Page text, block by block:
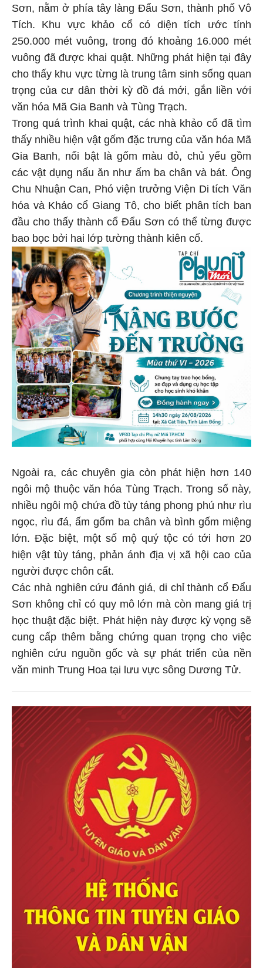
Sơn, nằm ở phía tây làng Đẩu Sơn, thành phố Vô
Tích. Khu vực khảo cổ có diện tích ước tính
250.000 mét vuông, trong đó khoảng 16.000 mét
vuông đã được khai quật. Những phát hiện tại đây
cho thấy khu vực từng là trung tâm sinh sống quan
trọng của cư dân thời kỳ đồ đá mới, gắn liền với
văn hóa Mã Gia Banh và Tùng Trạch.
Trong quá trình khai quật, các nhà khảo cổ đã tìm
thấy nhiều hiện vật gốm đặc trưng của văn hóa Mã
Gia Banh, nổi bật là gốm màu đỏ, chủ yếu gồm
các vật dụng nấu ăn như ấm ba chân và bát. Ông
Chu Nhuận Can, Phó viện trưởng Viện Di tích Văn
hóa và Khảo cổ Giang Tô, cho biết phân tích ban
đầu cho thấy thành cổ Đẩu Sơn có thể từng được
bao bọc bởi hai lớp tường thành kiên cố.
Ngoài ra, các chuyên gia còn phát hiện hơn 140
ngôi mộ thuộc văn hóa Tùng Trạch. Trong số này,
nhiều ngôi mộ chứa đồ tùy táng phong phú như rìu
ngọc, rìu đá, ấm gốm ba chân và bình gốm miệng
lớn. Đặc biệt, một số mộ quý tộc có tới hơn 20
hiện vật tùy táng, phản ánh địa vị xã hội cao của
người được chôn cất.
Các nhà nghiên cứu đánh giá, di chỉ thành cổ Đẩu
Sơn không chỉ có quy mô lớn mà còn mang giá trị
học thuật đặc biệt. Phát hiện này được kỳ vọng sẽ
cung cấp thêm bằng chứng quan trọng cho việc
nghiên cứu nguồn gốc và sự phát triển của nền
văn minh Trung Hoa tại lưu vực sông Dương Tử.